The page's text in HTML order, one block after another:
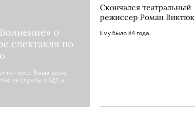
о
спектакля по
по пьесе Вырыпаева,
ее службы в БДТ и
Скончался театральный
режиссер Роман Виктюк
Ему было 84 года.